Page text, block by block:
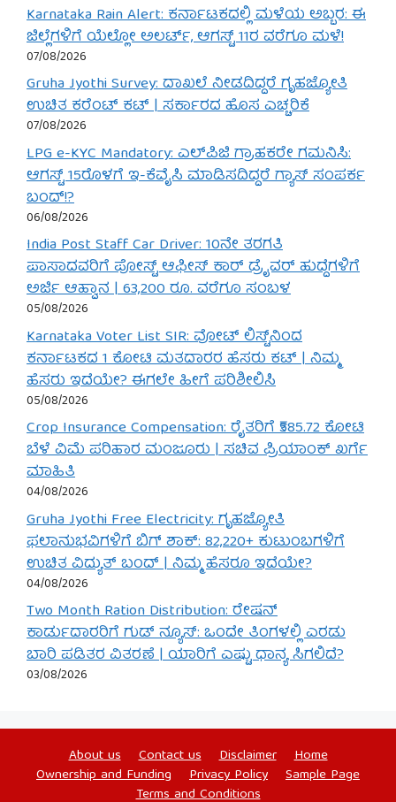
Karnataka Rain Alert: ಕರ್ನಾಟಕದಲ್ಲಿ ಮಳೆಯ ಅಬ್ಬರ: ಈ
ಜಿಲ್ಲೆಗಳಿಗೆ ಯೆಲ್ಲೋ ಅಲರ್ಟ್, ಆಗಸ್ಟ್ 11ರ ವರೆಗೂ ಮಳೆ!
07/08/2026
Gruha Jyothi Survey: ದಾಖಲೆ ನೀಡದಿದ್ದರೆ ಗೃಹಜ್ಯೋತಿ
ಉಚಿತ ಕರೆಂಟ್ ಕಟ್ | ಸರ್ಕಾರದ ಹೊಸ ಎಚ್ಚರಿಕೆ
07/08/2026
LPG e-KYC Mandatory: ಎಲ್‌ಪಿಜಿ ಗ್ರಾಹಕರೇ ಗಮನಿಸಿ:
ಆಗಸ್ಟ್ 15ರೊಳಗೆ ಇ-ಕೆವೈಸಿ ಮಾಡಿಸದಿದ್ದರೆ ಗ್ಯಾಸ್ ಸಂಪರ್ಕ
ಬಂದ್!?
06/08/2026
India Post Staff Car Driver: 10ನೇ ತರಗತಿ
ಪಾಸಾದವರಿಗೆ ಪೋಸ್ಟ್ ಆಫೀಸ್ ಕಾರ್ ಡ್ರೈವರ್ ಹುದ್ದೆಗಳಿಗೆ
ಅರ್ಜಿ ಆಹ್ವಾನ | 63,200 ರೂ. ವರೆಗೂ ಸಂಬಳ
05/08/2026
Karnataka Voter List SIR: ವೋಟ್ ಲಿಸ್ಟ್‌ನಿಂದ
ಕರ್ನಾಟಕದ 1 ಕೋಟಿ ಮತದಾರರ ಹೆಸರು ಕಟ್ | ನಿಮ್ಮ
ಹೆಸರು ಇದೆಯೇ? ಈಗಲೇ ಹೀಗೆ ಪರಿಶೀಲಿಸಿ
05/08/2026
Crop Insurance Compensation: ರೈತರಿಗೆ ₹585.72 ಕೋಟಿ
ಬೆಳೆ ವಿಮೆ ಪರಿಹಾರ ಮಂಜೂರು | ಸಚಿವ ಪ್ರಿಯಾಂಕ್ ಖರ್ಗೆ
ಮಾಹಿತಿ
04/08/2026
Gruha Jyothi Free Electricity: ಗೃಹಜ್ಯೋತಿ
ಫಲಾನುಭವಿಗಳಿಗೆ ಬಿಗ್ ಶಾಕ್: 82,220+ ಕುಟುಂಬಗಳಿಗೆ
ಉಚಿತ ವಿದ್ಯುತ್ ಬಂದ್ | ನಿಮ್ಮ ಹೆಸರೂ ಇದೆಯೇ?
04/08/2026
Two Month Ration Distribution: ರೇಷನ್
ಕಾರ್ಡುದಾರರಿಗೆ ಗುಡ್ ನ್ಯೂಸ್: ಒಂದೇ ತಿಂಗಳಲ್ಲಿ ಎರಡು
ಬಾರಿ ಪಡಿತರ ವಿತರಣೆ | ಯಾರಿಗೆ ಎಷ್ಟು ಧಾನ್ಯ ಸಿಗಲಿದೆ?
03/08/2026
About us Contact us Disclaimer
Home
Ownership and Funding
Privacy Policy
Sample Page
Terms and Conditions